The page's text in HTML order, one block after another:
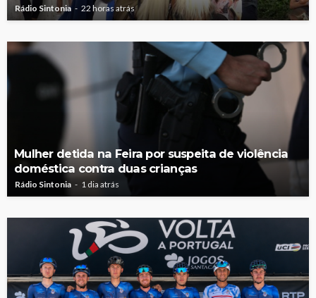
Rádio Sintonia 22 horas atrás
Mulher detida na Feira por suspeita de violência
doméstica contra duas crianças
Rádio Sintonia 1 dia atrás